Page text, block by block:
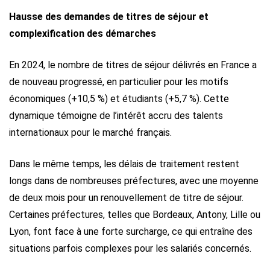
Hausse des demandes de titres de séjour et
complexification des démarches
En 2024, le nombre de titres de séjour délivrés en France a
de nouveau progressé, en particulier pour les motifs
économiques (+10,5 %) et étudiants (+5,7 %). Cette
dynamique témoigne de l’intérêt accru des talents
internationaux pour le marché français.
Dans le même temps, les délais de traitement restent
longs dans de nombreuses préfectures, avec une moyenne
de deux mois pour un renouvellement de titre de séjour.
Certaines préfectures, telles que Bordeaux, Antony, Lille ou
Lyon, font face à une forte surcharge, ce qui entraîne des
situations parfois complexes pour les salariés concernés.